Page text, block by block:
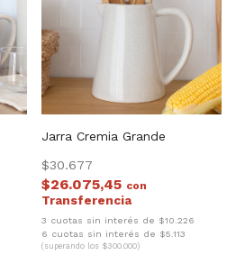
Jarra Cremia Grande
$30.677
$26.075,45 con
3 cuotas sin interés de $10.226
6 cuotas sin interés de $5.113
(superando los $300.000)